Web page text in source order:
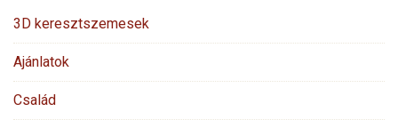
3D keresztszemesek
Ajánlatok
Család